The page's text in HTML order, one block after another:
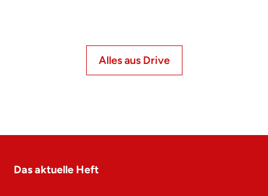
Alles aus Drive
Das aktuelle Heft